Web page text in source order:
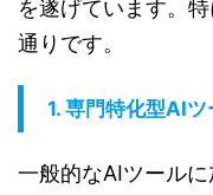
を遂げています。
通りです。
1. 専門特化型AI
一般的なAIツール